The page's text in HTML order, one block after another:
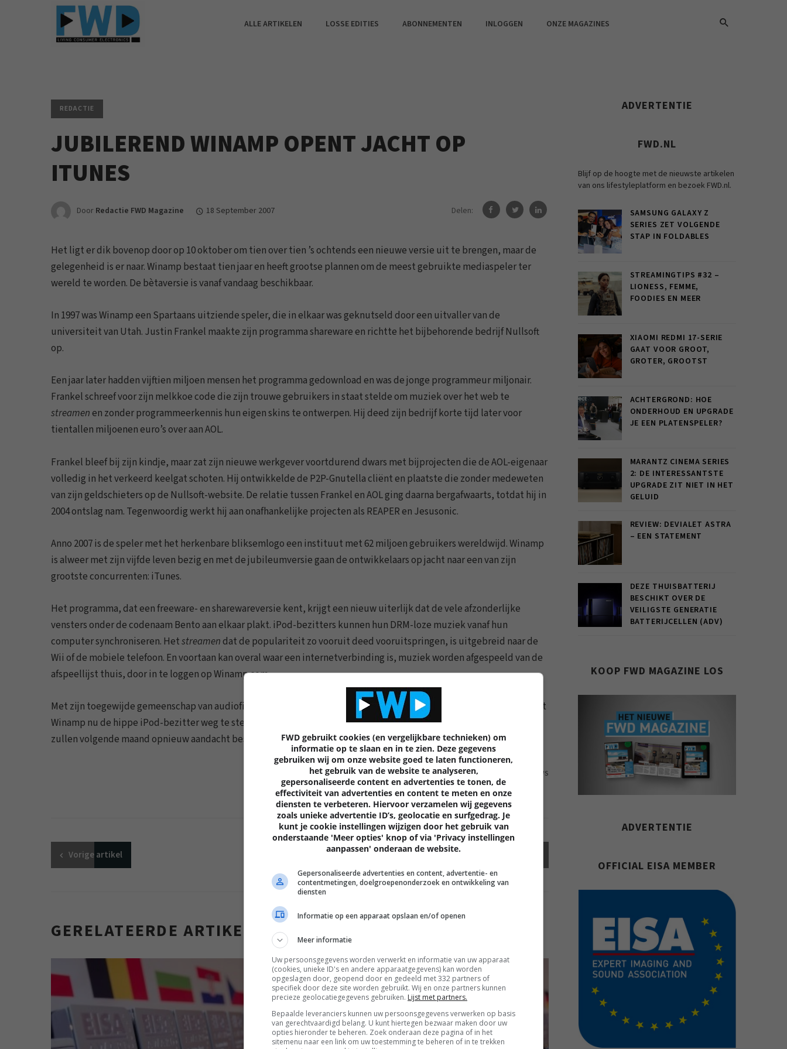
ALLE ARTIKELEN LOSSE EDITIES ABONNEMENTEN INLOGGEN ONZE MAGAZINES
REDACTIE
JUBILEREND WINAMP OPENT JACHT OP
ITUNES
Door Redactie FWD Magazine 18 September 2007 Delen:
Het ligt er dik bovenop door op 10 oktober om tien over tien ’s ochtends een nieuwe versie uit te brengen, maar de
gelegenheid is er naar. Winamp bestaat tien jaar en heeft grootse plannen om de meest gebruikte mediaspeler ter
wereld te worden. De bètaversie is vanaf vandaag beschikbaar.
In 1997 was Winamp een Spartaans uitziende speler, die in elkaar was geknutseld door een uitvaller van de
universiteit van Utah. Justin Frankel maakte zijn programma shareware en richtte het bijbehorende bedrijf Nullsoft
op.
Een jaar later hadden vijftien miljoen mensen het programma gedownload en was de jonge programmeur miljonair.
Frankel schreef voor zijn melkkoe code die zijn trouwe gebruikers in staat stelde om muziek over het web te
streamenen zonder programmeerkennis hun eigen skins te ontwerpen. Hij deed zijn bedrijf korte tijd later voor
tientallen miljoenen euro’s over aan AOL.
Frankel bleef bij zijn kindje, maar zat zijn nieuwe werkgever voortdurend dwars met bijprojecten die de AOL-eigenaar
volledig in het verkeerd keelgat schoten. Hij ontwikkelde de P2P-Gnutella cliënt en plaatste die zonder medeweten
van zijn geldschieters op de Nullsoft-website. De relatie tussen Frankel en AOL ging daarna bergafwaarts, totdat hij in
2004 ontslag nam. Tegenwoordig werkt hij aan onafhankelijke projecten als REAPER en Jesusonic.
Anno 2007 is de speler met het herkenbare bliksemlogo een instituut met 62 miljoen gebruikers wereldwijd. Winamp
is alweer met zijn vijfde leven bezig en met de jubileumversie gaan de ontwikkelaars op jacht naar een van zijn
grootste concurrenten: iTunes.
Het programma, dat een freeware- en sharewareversie kent, krijgt een nieuw uiterlijk dat de vele afzonderlijke
vensters onder de codenaam Bento aan elkaar plakt. iPod-bezitters kunnen hun DRM-loze muziek vanaf hun
computer synchroniseren. Hetstreamendat de populariteit zo vooruit deed vooruitspringen, is uitgebreid naar de
Wii of de mobiele telefoon. En voortaan kan overal waar een internetverbinding is, muziek worden afgespeeld van de
afspeellijst thuis, door in te loggen op Winamp.com.
Met zijn toegewijde gemeenschap van audiofielen, gemakzuchtige muziekliefhebbers en organisatiefreaks probeert
Winamp nu de hippe iPod-bezitter weg te stelen bij iTunes. Wij bieden de 5.5 bètaversie alvast als
zullen volgende maand opnieuw aandacht besteden aan deze flamboyante mediaspeler.
0 REACTIES 906 VIEWS
Vorigeartikel
GERELATEERDE ARTIKELEN
ADVERTENTIE
FWD.NL
Blijf op de hoogte met de nieuwste artikelen
van ons lifestyleplatform en bezoek FWD.nl.
SAMSUNG GALAXY Z
SERIES ZET VOLGENDE
STAP IN FOLDABLES
STREAMINGTIPS #32 –
LIONESS, FEMME,
FOODIES EN MEER
XIAOMI REDMI 17-SERIE
GAAT VOOR GROOT,
GROTER, GROOTST
ACHTERGROND: HOE
ONDERHOUD EN UPGRADE
JE EEN PLATENSPELER?
MARANTZ CINEMA SERIES
2: DE INTERESSANTSTE
UPGRADE ZIT NIET IN HET
GELUID
REVIEW: DEVIALET ASTRA
– EEN STATEMENT
DEZE THUISBATTERIJ
BESCHIKT OVER DE
VEILIGSTE GENERATIE
BATTERIJCELLEN (ADV)
KOOP FWD MAGAZINE LOS
ADVERTENTIE
OFFICIAL EISA MEMBER
FWD gebruikt cookies (en vergelijkbare technieken) om
informatie op te slaan en in te zien. Deze gegevens
gebruiken wij om onze website goed te laten functioneren,
het gebruik van de website te analyseren,
gepersonaliseerde content en advertenties te tonen, de
effectiviteit van advertenties en content te meten en onze
diensten te verbeteren. Hiervoor verzamelen wij gegevens
zoals unieke advertentie ID’s, geolocatie en surfgedrag. Je
kunt je cookie instellingen wijzigen door het gebruik van
onderstaande 'Meer opties' knop of via 'Privacy instellingen
aanpassen' onderaan de website.
Gepersonaliseerde advertenties en content, advertentie- en
contentmetingen, doelgroepenonderzoek en ontwikkeling van
diensten
Informatie op een apparaat opslaan en/of openen
Meer informatie
Uw persoonsgegevens worden verwerkt en informatie van uw apparaat
(cookies, unieke ID's en andere apparaatgegevens) kan worden
opgeslagen door, geopend door en gedeeld met 332 partners of
specifiek door deze site worden gebruikt. Wij en onze partners kunnen
precieze geolocatiegegevens gebruiken. Lijst met partners.
Bepaalde leveranciers kunnen uw persoonsgegevens verwerken op basis
van gerechtvaardigd belang. U kunt hiertegen bezwaar maken door uw
opties hieronder te beheren. Zoek onderaan deze pagina of in het
sitemenu naar een link om uw toestemming te beheren of in te trekken